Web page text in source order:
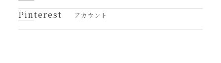
Pinterest アカウント